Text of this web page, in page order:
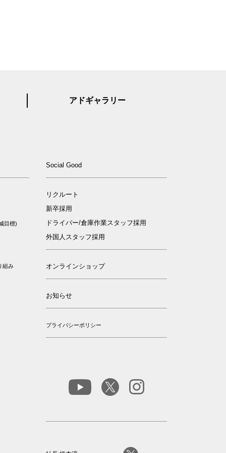
アドギャラリー
目標)
組み
Social Good
リクルート
新卒採用
ドライバー/倉庫作業スタッフ採用
外国人スタッフ採用
オンラインショップ
お知らせ
プライバシーポリシー